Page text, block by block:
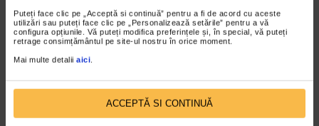
Puteți face clic pe „Acceptă si continuă” pentru a fi de acord cu aceste
utilizări sau puteți face clic pe „Personalizează setările” pentru a vă
configura opțiunile. Vă puteți modifica preferințele și, în special, vă puteți
retrage consimțământul pe site-ul nostru în orice moment.
Mai multe detalii aici
ACCEPTĂ SI CONTINUĂ
Salonul Mic Bucuresti – Editia VIII
06/05/2014
A opta editie a Salonului Mic Bucuresti este deschisa la
Galeria Caminul Artei pana pe 10 mai 2014. Pretioasele
VIDEO